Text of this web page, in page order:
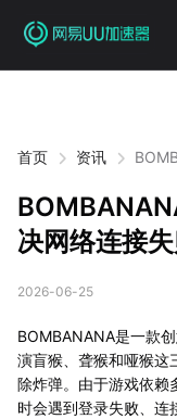
首页 资讯
决网络连接失
2026-06-25
BOMBANANA是一款
演盲猴、聋猴和哑猴这
除炸弹。由于游戏依赖
时会遇到登录失败、连